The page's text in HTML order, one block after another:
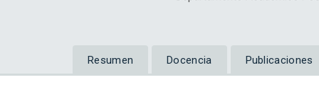
Resumen Docencia Publicaciones